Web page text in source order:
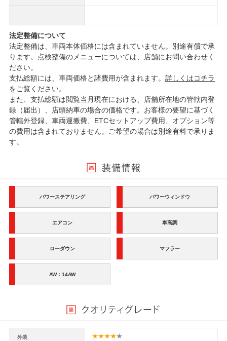
法定整備について
法定整備は、車両本体価格には含まれていません。別途有償で承
ります。点検整備のメニューについては、店舗にお問い合わせく
ださい。
支払総額には、車両価格と諸費用が含まれます。 詳しくはコチラ
をご覧ください。
また、支払総額は閲覧当月現在における、店舗所在地の管轄内登
録（届出）、店頭納車の場合の価格です。お客様の要望に基づく
管轄外登録、車両運搬費、ETCセットアップ費用、オプション等
の費用は含まれておりません。ご希望の場合は別途有料で承りま
す。
パワーステアリング パワーウィンドウ
エアコン 車高調
ローダウン マフラー
AW：14AW
外装